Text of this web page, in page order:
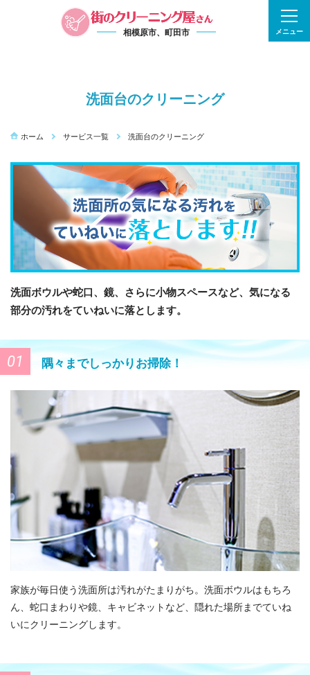
相模原市、町田市 メニュー
洗面台のクリーニング
ホーム サービス一覧 洗面台のクリーニング
洗面ボウルや蛇口、鏡、さらに小物スペースなど、気になる
部分の汚れをていねいに落とします。
01 隅々までしっかりお掃除！
家族が毎日使う洗面所は汚れがたまりがち。洗面ボウルはもちろ
ん、蛇口まわりや鏡、キャビネットなど、隠れた場所までていね
いにクリーニングします。